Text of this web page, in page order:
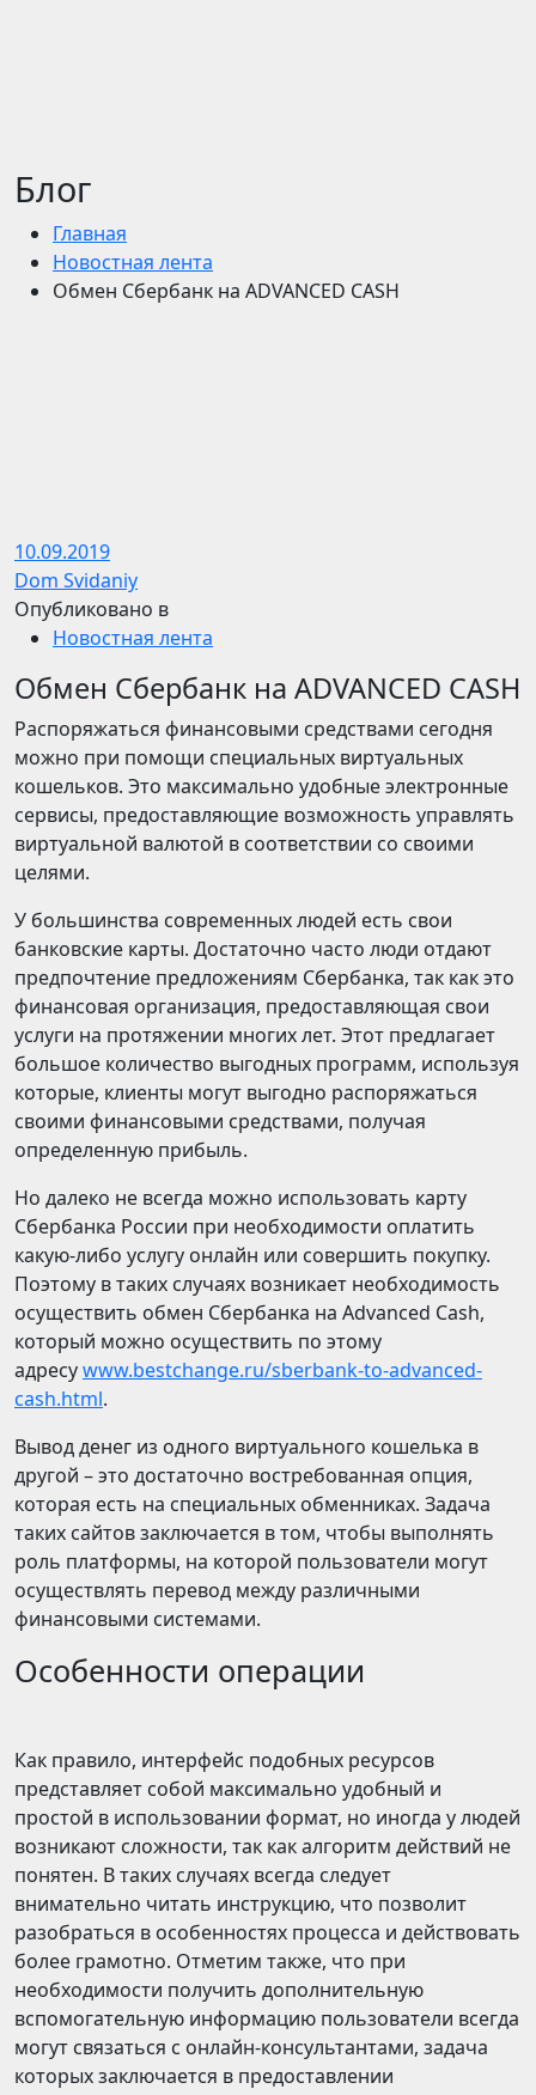
Блог
Главная
Новостная лента
Обмен Сбербанк на ADVANCED CASH
10.09.2019
Dom Svidaniy
Опубликовано в
Новостная лента
Обмен Сбербанк на ADVANCED CASH
Распоряжаться финансовыми средствами сегодня
можно при помощи специальных виртуальных
кошельков. Это максимально удобные электронные
сервисы, предоставляющие возможность управлять
виртуальной валютой в соответствии со своими
целями.
У большинства современных людей есть свои
банковские карты. Достаточно часто люди отдают
предпочтение предложениям Сбербанка, так как это
финансовая организация, предоставляющая свои
услуги на протяжении многих лет. Этот предлагает
большое количество выгодных программ, используя
которые, клиенты могут выгодно распоряжаться
своими финансовыми средствами, получая
определенную прибыль.
Но далеко не всегда можно использовать карту
Сбербанка России при необходимости оплатить
какую-либо услугу онлайн или совершить покупку.
Поэтому в таких случаях возникает необходимость
осуществить обмен Сбербанка на Advanced Cash,
который можно осуществить по этому
адресуwww.bestchange.ru/sberbank-to-advanced-
cash.html.
Вывод денег из одного виртуального кошелька в
другой – это достаточно востребованная опция,
которая есть на специальных обменниках. Задача
таких сайтов заключается в том, чтобы выполнять
роль платформы, на которой пользователи могут
осуществлять перевод между различными
финансовыми системами.
Особенности операции
Как правило, интерфейс подобных ресурсов
представляет собой максимально удобный и
простой в использовании формат, но иногда у людей
возникают сложности, так как алгоритм действий не
понятен. В таких случаях всегда следует
внимательно читать инструкцию, что позволит
разобраться в особенностях процесса и действовать
более грамотно. Отметим также, что при
необходимости получить дополнительную
вспомогательную информацию пользователи всегда
могут связаться с онлайн-консультантами, задача
которых заключается в предоставлении